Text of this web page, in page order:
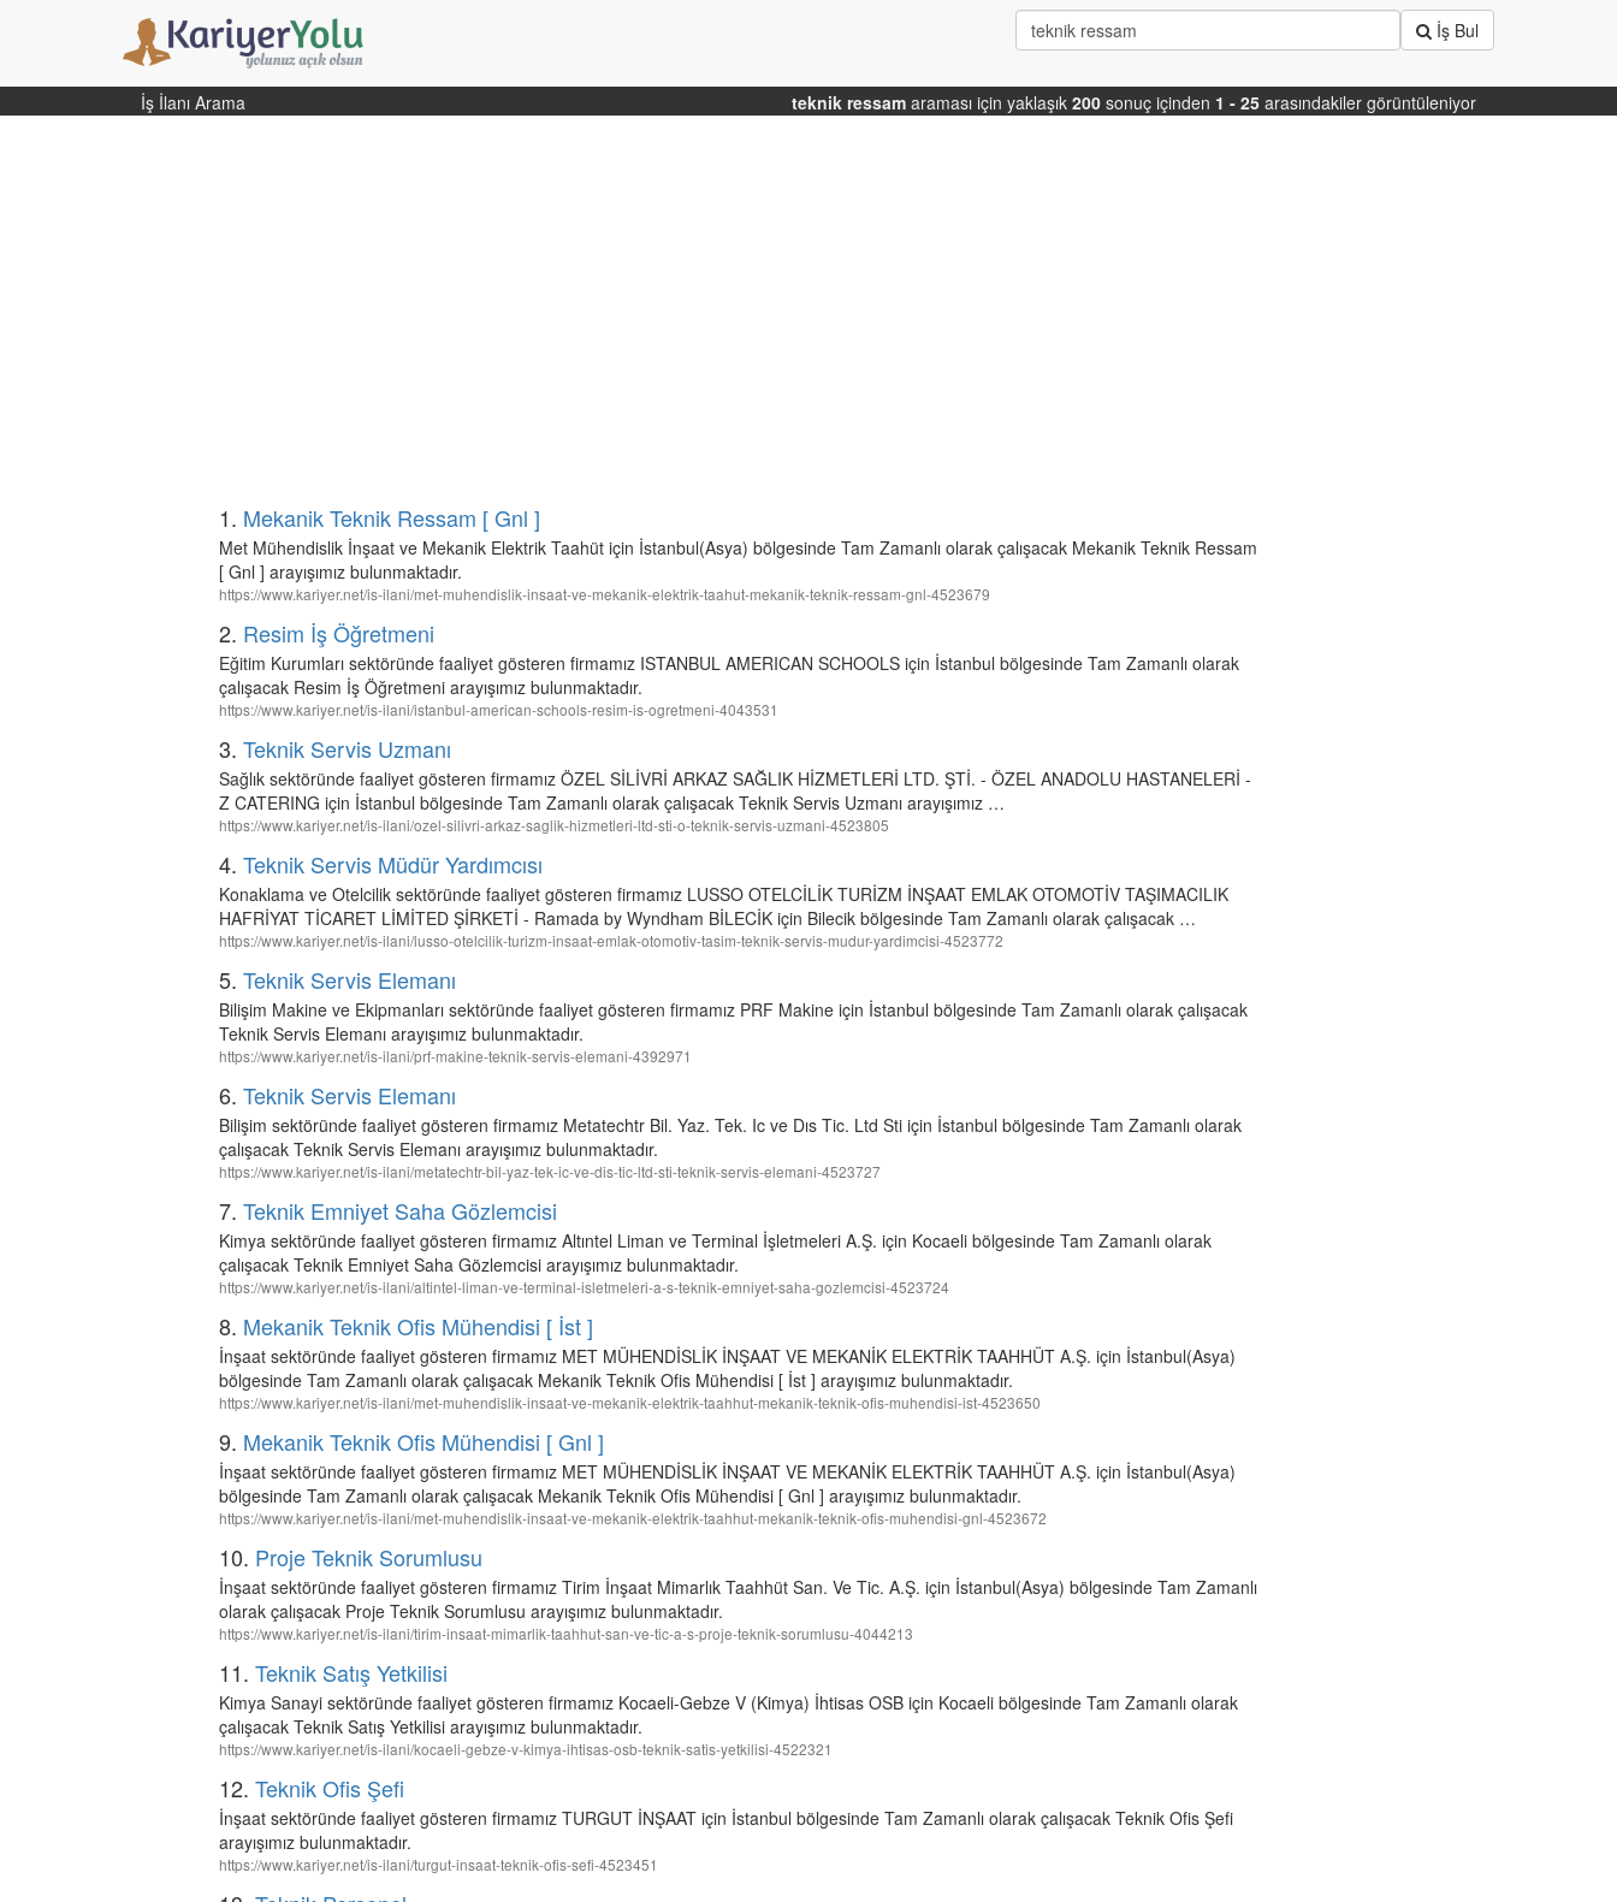
İş Bul
İş İlanı Arama teknik ressam araması için yaklaşık 200 sonuç içinden 1 - 25 arasındakiler görüntüleniyor
1. Mekanik Teknik Ressam [ Gnl ]
Met Mühendislik İnşaat ve Mekanik Elektrik Taahüt için İstanbul(Asya) bölgesinde Tam Zamanlı olarak çalışacak Mekanik Teknik Ressam
[ Gnl ] arayışımız bulunmaktadır.
https://www.kariyer.net/is-ilani/met-muhendislik-insaat-ve-mekanik-elektrik-taahut-mekanik-teknik-ressam-gnl-4523679
2. Resim İş Öğretmeni
Eğitim Kurumları sektöründe faaliyet gösteren firmamız ISTANBUL AMERICAN SCHOOLS için İstanbul bölgesinde Tam Zamanlı olarak
çalışacak Resim İş Öğretmeni arayışımız bulunmaktadır.
https://www.kariyer.net/is-ilani/istanbul-american-schools-resim-is-ogretmeni-4043531
3. Teknik Servis Uzmanı
Sağlık sektöründe faaliyet gösteren firmamız ÖZEL SİLİVRİ ARKAZ SAĞLIK HİZMETLERİ LTD. ŞTİ. - ÖZEL ANADOLU HASTANELERİ -
Z CATERING için İstanbul bölgesinde Tam Zamanlı olarak çalışacak Teknik Servis Uzmanı arayışımız …
https://www.kariyer.net/is-ilani/ozel-silivri-arkaz-saglik-hizmetleri-ltd-sti-o-teknik-servis-uzmani-4523805
4. Teknik Servis Müdür Yardımcısı
Konaklama ve Otelcilik sektöründe faaliyet gösteren firmamız LUSSO OTELCİLİK TURİZM İNŞAAT EMLAK OTOMOTİV TAŞIMACILIK
HAFRİYAT TİCARET LİMİTED ŞİRKETİ - Ramada by Wyndham BİLECİK için Bilecik bölgesinde Tam Zamanlı olarak çalışacak …
https://www.kariyer.net/is-ilani/lusso-otelcilik-turizm-insaat-emlak-otomotiv-tasim-teknik-servis-mudur-yardimcisi-4523772
5. Teknik Servis Elemanı
Bilişim Makine ve Ekipmanları sektöründe faaliyet gösteren firmamız PRF Makine için İstanbul bölgesinde Tam Zamanlı olarak çalışacak
Teknik Servis Elemanı arayışımız bulunmaktadır.
https://www.kariyer.net/is-ilani/prf-makine-teknik-servis-elemani-4392971
6. Teknik Servis Elemanı
Bilişim sektöründe faaliyet gösteren firmamız Metatechtr Bil. Yaz. Tek. Ic ve Dıs Tic. Ltd Sti için İstanbul bölgesinde Tam Zamanlı olarak
çalışacak Teknik Servis Elemanı arayışımız bulunmaktadır.
https://www.kariyer.net/is-ilani/metatechtr-bil-yaz-tek-ic-ve-dis-tic-ltd-sti-teknik-servis-elemani-4523727
7. Teknik Emniyet Saha Gözlemcisi
Kimya sektöründe faaliyet gösteren firmamız Altıntel Liman ve Terminal İşletmeleri A.Ş. için Kocaeli bölgesinde Tam Zamanlı olarak
çalışacak Teknik Emniyet Saha Gözlemcisi arayışımız bulunmaktadır.
https://www.kariyer.net/is-ilani/altintel-liman-ve-terminal-isletmeleri-a-s-teknik-emniyet-saha-gozlemcisi-4523724
8. Mekanik Teknik Ofis Mühendisi [ İst ]
İnşaat sektöründe faaliyet gösteren firmamız MET MÜHENDİSLİK İNŞAAT VE MEKANİK ELEKTRİK TAAHHÜT A.Ş. için İstanbul(Asya)
bölgesinde Tam Zamanlı olarak çalışacak Mekanik Teknik Ofis Mühendisi [ İst ] arayışımız bulunmaktadır.
https://www.kariyer.net/is-ilani/met-muhendislik-insaat-ve-mekanik-elektrik-taahhut-mekanik-teknik-ofis-muhendisi-ist-4523650
9. Mekanik Teknik Ofis Mühendisi [ Gnl ]
İnşaat sektöründe faaliyet gösteren firmamız MET MÜHENDİSLİK İNŞAAT VE MEKANİK ELEKTRİK TAAHHÜT A.Ş. için İstanbul(Asya)
bölgesinde Tam Zamanlı olarak çalışacak Mekanik Teknik Ofis Mühendisi [ Gnl ] arayışımız bulunmaktadır.
https://www.kariyer.net/is-ilani/met-muhendislik-insaat-ve-mekanik-elektrik-taahhut-mekanik-teknik-ofis-muhendisi-gnl-4523672
10. Proje Teknik Sorumlusu
İnşaat sektöründe faaliyet gösteren firmamız Tirim İnşaat Mimarlık Taahhüt San. Ve Tic. A.Ş. için İstanbul(Asya) bölgesinde Tam Zamanlı
olarak çalışacak Proje Teknik Sorumlusu arayışımız bulunmaktadır.
https://www.kariyer.net/is-ilani/tirim-insaat-mimarlik-taahhut-san-ve-tic-a-s-proje-teknik-sorumlusu-4044213
11. Teknik Satış Yetkilisi
Kimya Sanayi sektöründe faaliyet gösteren firmamız Kocaeli-Gebze V (Kimya) İhtisas OSB için Kocaeli bölgesinde Tam Zamanlı olarak
çalışacak Teknik Satış Yetkilisi arayışımız bulunmaktadır.
https://www.kariyer.net/is-ilani/kocaeli-gebze-v-kimya-ihtisas-osb-teknik-satis-yetkilisi-4522321
12. Teknik Ofis Şefi
İnşaat sektöründe faaliyet gösteren firmamız TURGUT İNŞAAT için İstanbul bölgesinde Tam Zamanlı olarak çalışacak Teknik Ofis Şefi
arayışımız bulunmaktadır.
https://www.kariyer.net/is-ilani/turgut-insaat-teknik-ofis-sefi-4523451